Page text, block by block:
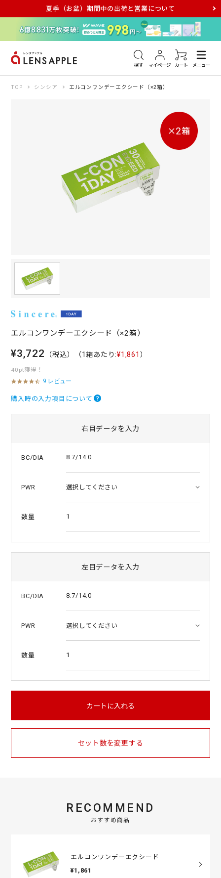
夏季（お盆）期間中の出荷と営業について
探す マイページ カート メニュー
アキュビュー メダリスト メガネ
TOP シンシア エルコンワンデーエクシード（×2箱）
エルコンワンデーエクシード（×2箱）
¥3,722 （税込） （1箱あたり:¥1,861 ）
40pt獲得！
4
7
t
t
9 レビュー
購入時の入力項目について
右目データを入力
BC/DIA 8.7/14.0
PWR
数量 1
左目データを入力
BC/DIA 8.7/14.0
PWR
数量 1
カートに入れる
セット数を変更する
RECOMMEND
おすすめ商品
エルコンワンデーエクシード
¥1,861